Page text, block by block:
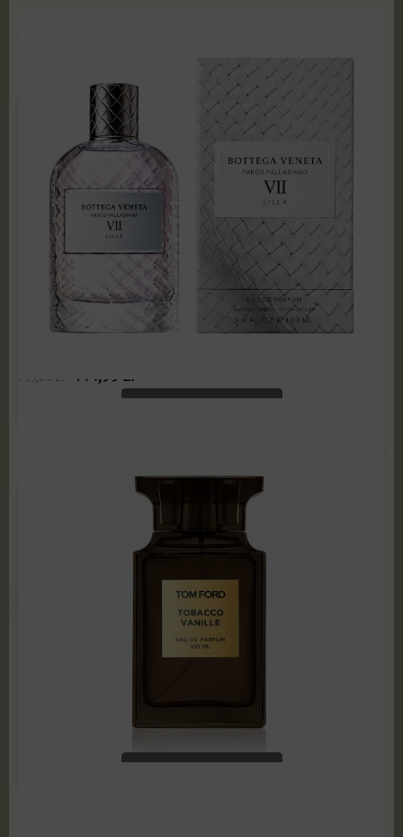
Bottega Veneta - Parco Palladiano VII Lilla 100 ml
799,00 zł 144,99 zł